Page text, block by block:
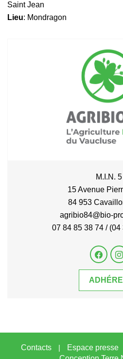
Saint Jean
Lieu: Mondragon
M.I.N. 5
15 Avenue
84 953
agribio84@bio-
07 84 85 38 74 / (04
Contacts | Espace presse